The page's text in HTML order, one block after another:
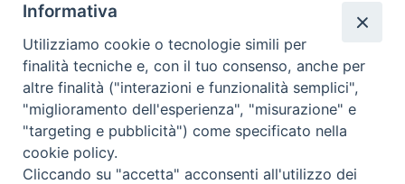
TV 2000
Informativa
Utilizziamo cookie o tecnologie simili per
finalità tecniche e, con il tuo consenso, anche per
altre finalità ("interazioni e funzionalità semplici",
"miglioramento dell'esperienza", "misurazione" e
"targeting e pubblicità") come specificato nella
cookie policy.
Cliccando su "accetta" acconsenti all'utilizzo dei